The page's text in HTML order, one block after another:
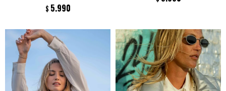
$ 5.990